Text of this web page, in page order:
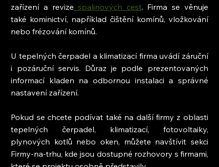
zařízení a revize spalinových cest. Firma se věnuje
také kominictví, například čištění komínů, vložkování
nebo frézování komínů.
U tepelných čerpadel a klimatizací firma uvádí záruční
i pozáruční servis. Důraz je podle prezentovaných
informací kladen na odbornou instalaci a správné
nastavení zařízení.
Pokud se chcete podívat také na další firmy z oblasti
tepelných čerpadel, klimatizací, fotovoltaiky,
plynových kotlů nebo oken, můžete navštívit sekci
Firmy-na-trhu, kde jsou dostupné rozhovory s firmami,